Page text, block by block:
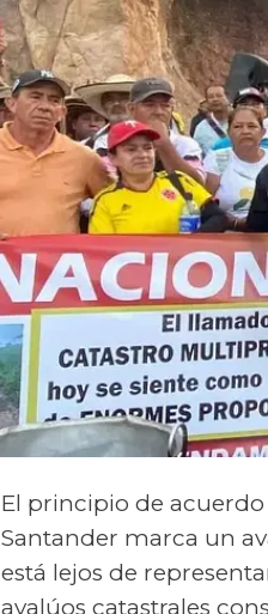
El principio de
Santander marca un
está lejos de
avalúos catastrales